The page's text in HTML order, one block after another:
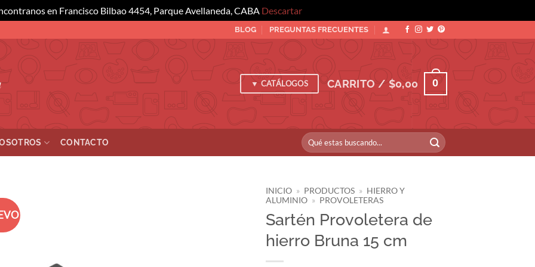
en Francisco Bilbao 4454, Parque Avellaneda, CABA Descartar
BLOG PREGUNTAS FRECUENTES
▼ CATÁLOGOS CARRITO /$0,00 0
CONTACTO
Buscar
por:
INICIO » PRODUCTOS » HIERRO Y
ALUMINIO » PROVOLETERAS
Sartén Provoletera de
hierro Bruna 15 cm